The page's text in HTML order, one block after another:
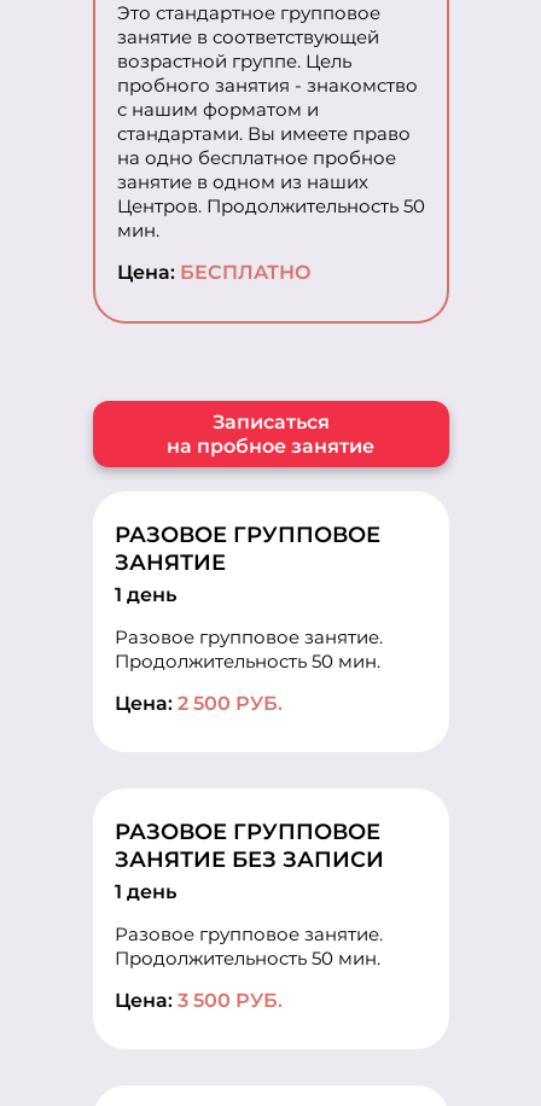
Это стандартное групповое
занятие в соответствующей
возрастной группе. Цель
пробного занятия - знакомство
с нашим форматом и
стандартами. Вы имеете право
на одно бесплатное пробное
занятие в одном из наших
Центров. Продолжительность 50
мин.
Цена: БЕСПЛАТНО
Записаться
на пробное занятие
РАЗОВОЕ ГРУППОВОЕ
ЗАНЯТИЕ
1 день
Разовое групповое занятие.
Продолжительность 50 мин.
Цена: 2 500 РУБ.
РАЗОВОЕ ГРУППОВОЕ
ЗАНЯТИЕ БЕЗ ЗАПИСИ
1 день
Разовое групповое занятие.
Продолжительность 50 мин.
Цена: 3 500 РУБ.